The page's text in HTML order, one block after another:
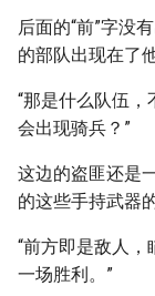
后面的“前”字没
的部队出现在了
“那是什么队伍
会出现骑兵？”
这边的盗匪还是
的这些手持武器
“前方即是敌人
一场胜利。”